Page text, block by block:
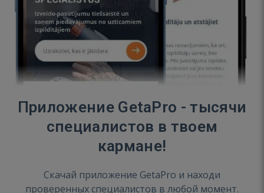
Приложение GetaPro - тысячи
специалистов в твоем
кармане!
Скачай приложение GetaPro и находи
проверенных специалистов в любой момент.